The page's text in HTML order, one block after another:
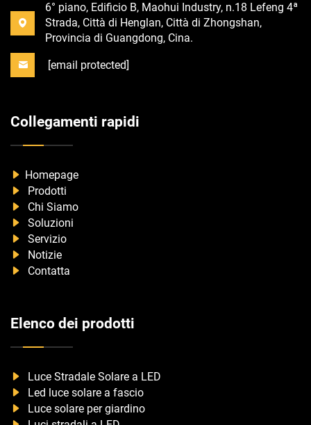
6° piano, Edificio B, Maohui Industry, n.18 Lefeng 4ª
Strada, Città di Henglan, Città di Zhongshan,
Provincia di Guangdong, Cina.
[email protected]
Collegamenti rapidi
Homepage
Prodotti
Chi Siamo
Soluzioni
Servizio
Notizie
Contatta
Elenco dei prodotti
Luce Stradale Solare a LED
Led luce solare a fascio
Luce solare per giardino